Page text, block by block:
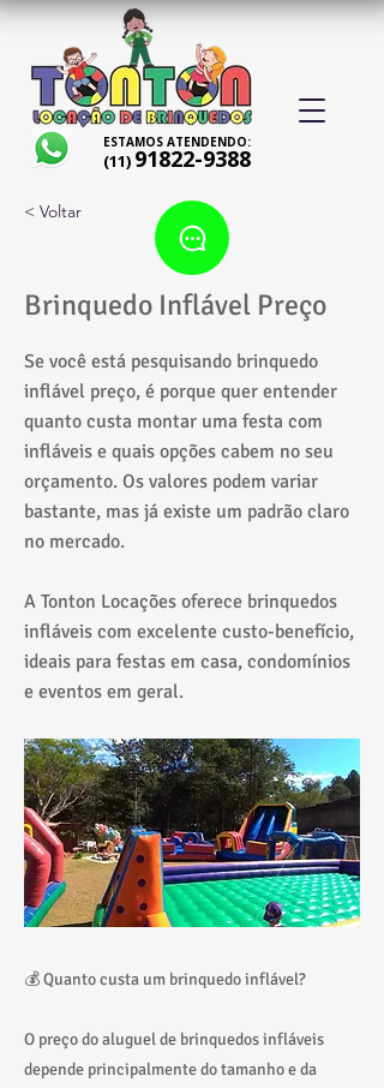
ESTAMOS ATENDENDO:
(11) 91822-9388
< Voltar
Brinquedo Inflável Preço
Se você está pesquisando brinquedo
inflável preço, é porque quer entender
quanto custa montar uma festa com
infláveis e quais opções cabem no seu
orçamento. Os valores podem variar
bastante, mas já existe um padrão claro
no mercado.
A Tonton Locações oferece brinquedos
infláveis com excelente custo-benefício,
ideais para festas em casa, condomínios
e eventos em geral.
💰 Quanto custa um brinquedo inflável?
O preço do aluguel de brinquedos infláveis
depende principalmente do tamanho e da